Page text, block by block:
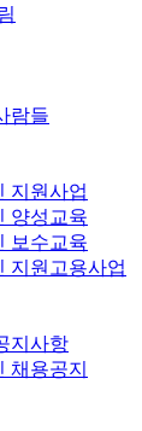
람들
지원사업
양성교육
보수교육
지원고용사업
지사항
채용공지